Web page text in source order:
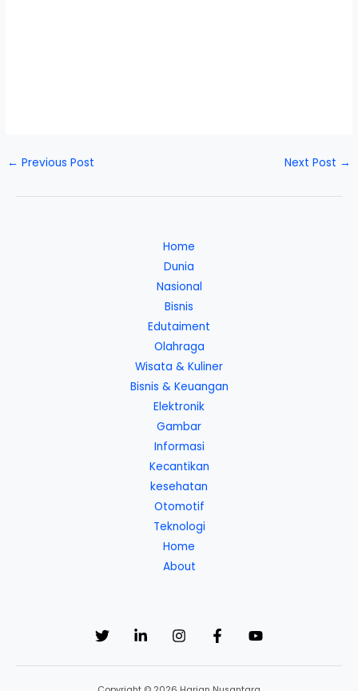
← Previous Post Next Post →
Home
Dunia
Nasional
Bisnis
Edutaiment
Olahraga
Wisata & Kuliner
Bisnis & Keuangan
Elektronik
Gambar
Informasi
Kecantikan
kesehatan
Otomotif
Teknologi
Home
About